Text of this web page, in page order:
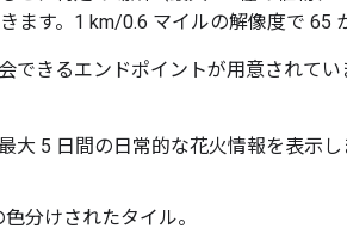
ます。1 km/0.6 マイルの解像度で 65
できるエンドポイントが用意されてい
大 5 日間の日常的な花火情報を表示
色分けされたタイル。